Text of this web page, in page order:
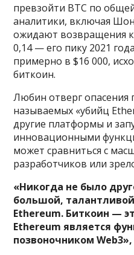
превзойти BTC по
аналитики, включая
ожидают возвращения
0,14 — его пику 2021
примерно в $16 000,
биткоин.
Любин отверг опасения
называемых «убийц
другие платформы и
инновационными
может сравниться с
разработчиков или
«Никогда не было
большой,
Ethereum. Биткоин —
Ethereum является
позвоночником